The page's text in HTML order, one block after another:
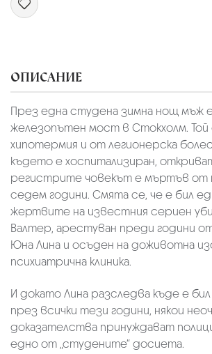
ОПИСАНИЕ
През една студена зимна нощ мъж
железопътен мост в Стокхолм.
хипотермия и от легионерска
където е хоспитализиран,
регистрите човекът е мъртъв от
седем години. Смята се, че е бил
жертвите на известния сериен
Валтер, арестуван преди години
Юна Лина и осъден на доживотна
психиатрична клиника.
И докато Лина разследва къде е
през всички тези години, някои
доказателства принуждават
едно от „студените“ досиета.